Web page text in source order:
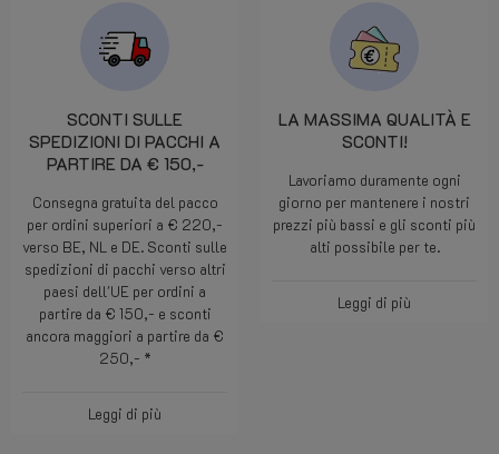
SCONTI SULLE
SPEDIZIONI DI PACCHI A
PARTIRE DA € 150,-
Consegna gratuita del pacco
per ordini superiori a € 220,-
verso BE, NL e DE. Sconti sulle
spedizioni di pacchi verso altri
paesi dell'UE per ordini a
partire da € 150,- e sconti
ancora maggiori a partire da €
250,- *
Leggi di più
LA MASSIMA QUALITÀ E
SCONTI!
Lavoriamo duramente ogni
giorno per mantenere i nostri
prezzi più bassi e gli sconti più
alti possibile per te.
Leggi di più